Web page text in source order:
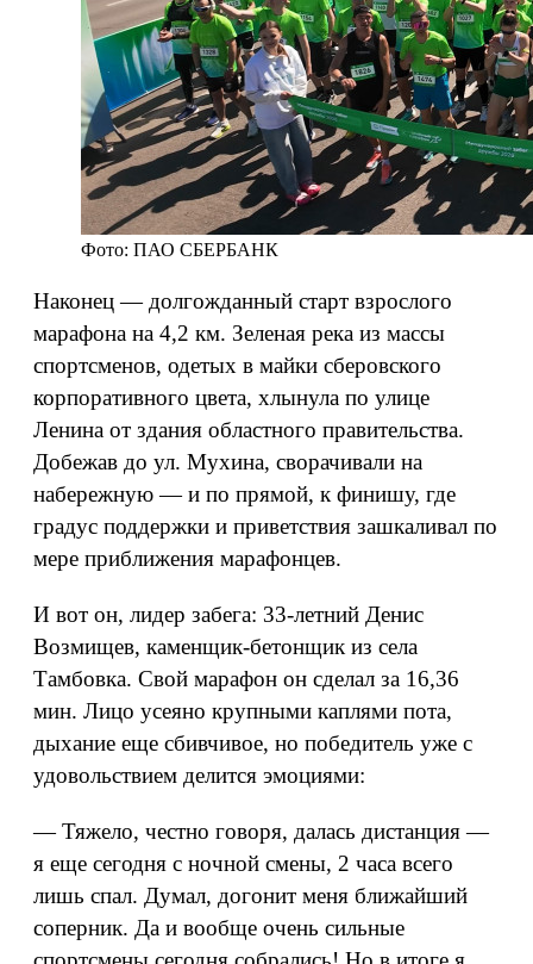
Фото: ПАО СБЕРБАНК
Наконец — долгожданный старт взрослого
марафона на 4,2 км. Зеленая река из массы
спортсменов, одетых в майки сберовского
корпоративного цвета, хлынула по улице
Ленина от здания областного правительства.
Добежав до ул. Мухина, сворачивали на
набережную — и по прямой, к финишу, где
градус поддержки и приветствия зашкаливал по
мере приближения марафонцев.
И вот он, лидер забега: 33-летний Денис
Возмищев, каменщик-бетонщик из села
Тамбовка. Свой марафон он сделал за 16,36
мин. Лицо усеяно крупными каплями пота,
дыхание еще сбивчивое, но победитель уже с
удовольствием делится эмоциями:
— Тяжело, честно говоря, далась дистанция —
я еще сегодня с ночной смены, 2 часа всего
лишь спал. Думал, догонит меня ближайший
соперник. Да и вообще очень сильные